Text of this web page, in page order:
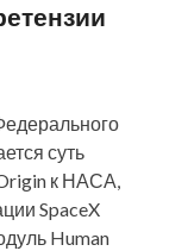
суть
к НАСА,
SpaceX
Human